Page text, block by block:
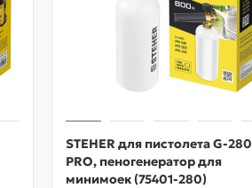
STEHER для пистолета G-280
PRO, пеногенератор для
минимоек (75401-280)